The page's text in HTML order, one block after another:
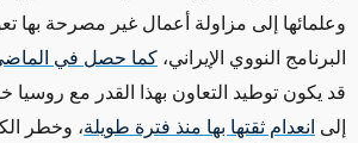
وعلمائها إلى مزاولة أعمال غير مصرحة بها
البرنامج النووي الإيراني، كما حصل في
قد يكون توطيد التعاون بهذا القدر مع روسيا
إلى انعدام ثقتها بها منذ فترة طويلة، وخطر